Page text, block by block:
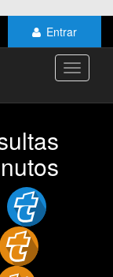
Entrar
Toggle